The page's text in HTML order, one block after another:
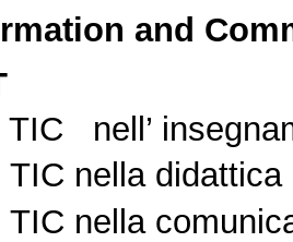
and
TIC nell’
TIC nella
TIC nella